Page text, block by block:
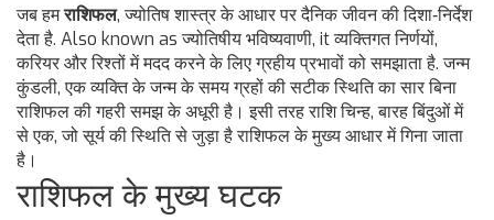
जब हमराशिफल,ज्योतिष शास्त्र के आधार पर दैनिक जीवन की दिशा‑निर्देश
देता है. Also known asज्योतिषीय भविष्यवाणी, itव्यक्तिगत निर्णयों,
करियर और रिश्तों में मदद करने के लिए ग्रहीय प्रभावों को समझाता है.जन्म
कुंडली,एक व्यक्ति के जन्म के समय ग्रहों की सटीक स्थिति का सारबिना
राशिफल की गहरी समझ के अधूरी है। इसी तरहराशि चिन्ह,बारह बिंदुओं में
से एक, जो सूर्य की स्थिति से जुड़ा हैराशिफल के मुख्य आधार में गिना जाता
है।
राशिफल के मुख्य घटक